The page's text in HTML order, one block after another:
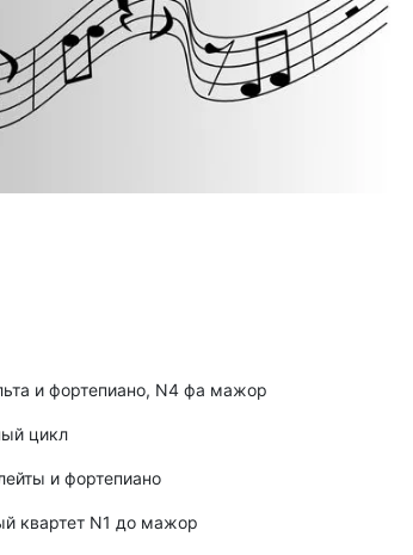
и фортепиано, N4 фа мажор
цикл
и фортепиано
квартет N1 до мажор